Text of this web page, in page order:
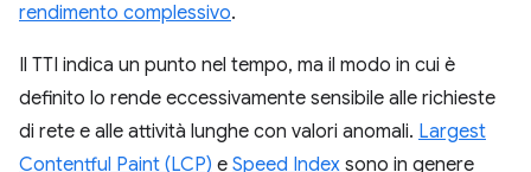
rendimento complessivo.
Il TTI indica un punto nel tempo, ma il modo in cui è
definito lo rende eccessivamente sensibile alle richieste
di rete e alle attività lunghe con valori anomali. Largest
Contentful Paint (LCP) e Speed Index sono in genere